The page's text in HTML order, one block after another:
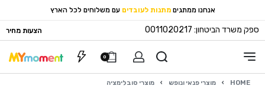
אנחנו ממתגים מתנות לעובדים עם משלוחים לכל הארץ
ספק משרד הביטחון: 0011020217 הצעות מחיר
0
HOME
› מוצרי פנאי ונופש › מוצרי סובלימציה